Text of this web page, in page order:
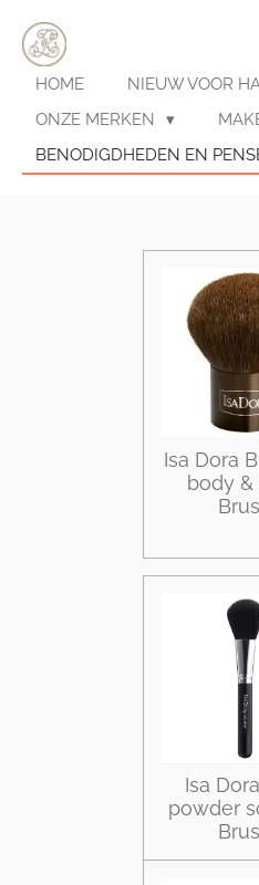
Ga
direct
naar
hoofdinhoud
HOME NIEUW VOOR
ONZE MERKEN
BENODIGDHEDEN EN
Isa Dora
body &
Isa
powder